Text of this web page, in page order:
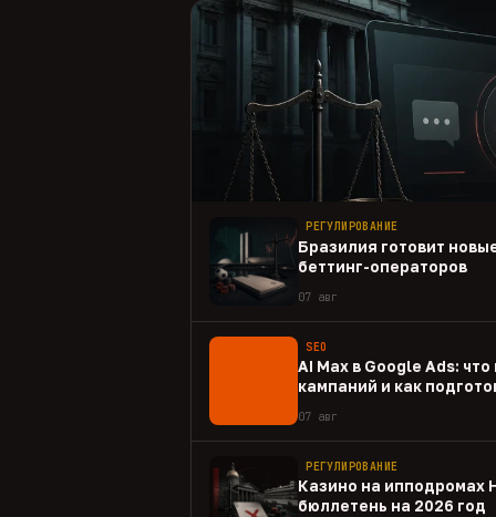
РЕГУЛИРОВАНИЕ
Бразилия готовит
беттинг-операторов
07 авг
SEO
AI Max в Google Ads:
кампаний и как
07 авг
РЕГУЛИРОВАНИЕ
Казино на ипподромах
бюллетень на 2026 год